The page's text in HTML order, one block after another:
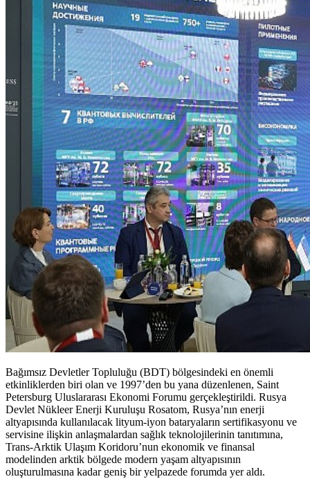
Bağımsız Devletler Topluluğu (BDT) bölgesindeki en önemli
etkinliklerden biri olan ve 1997’den bu yana düzenlenen, Saint
Petersburg Uluslararası Ekonomi Forumu gerçekleştirildi. Rusya
Devlet Nükleer Enerji Kuruluşu Rosatom, Rusya’nın enerji
altyapısında kullanılacak lityum-iyon bataryaların sertifikasyonu ve
servisine ilişkin anlaşmalardan sağlık teknolojilerinin tanıtımına,
Trans-Arktik Ulaşım Koridoru’nun ekonomik ve finansal
modelinden arktik bölgede modern yaşam altyapısının
oluşturulmasına kadar geniş bir yelpazede forumda yer aldı.